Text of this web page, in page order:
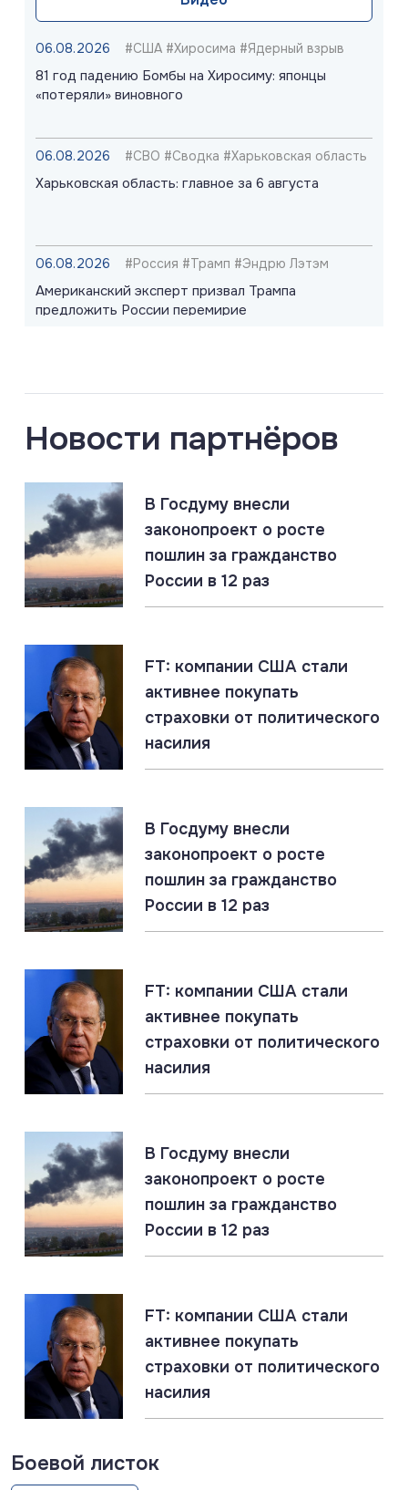
06.08.2026 #США #Хиросима #Ядерный взрыв
81 год падению Бомбы на Хиросиму: японцы
«потеряли» виновного
06.08.2026 #СВО #Сводка #Харьковская область
Харьковская область: главное за 6 августа
06.08.2026 #Россия #Трамп #Эндрю Лэтэм
Американский эксперт призвал Трампа
предложить России перемирие
Запорожская область: главное за 6 августа
06.08.2026
Россия нанесла массированный удар по логистике
ВСУ в Киеве и Одессе
06.08.2026 #СВО #Сводка #Херсонская область
Херсонская область: главное за 6 августа
06.08.2026 #Наёмники #Польша #СВО
Российские военные идентифицировали польских
наёмников в ВСУ
ДНР: главное за 6 августа
06.08.2026 #«Циркон» #Гиперзвук #ПВО
«Цирконы» бьют по наземным целям. Россия
06.08.2026 #ЛНР #СВО #Сводка
ЛНР: главное за 6 августа
Россия накопила ракетный арсенал. Новые удары
по инфраструктуре ВСУ неизбежны
05.08.2026 #СВО #Сводка #Харьковская область
Харьковская область: главное за 5 августа
Новости партнёров
В Госдуму внесли
законопроект о росте
пошлин за гражданство
России в 12 раз
FT: компании США стали
активнее покупать
страховки от политического
насилия
В Госдуму внесли
законопроект о росте
пошлин за гражданство
России в 12 раз
FT: компании США стали
активнее покупать
страховки от политического
насилия
В Госдуму внесли
законопроект о росте
пошлин за гражданство
России в 12 раз
FT: компании США стали
активнее покупать
страховки от политического
насилия
Боевой листок